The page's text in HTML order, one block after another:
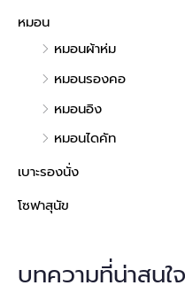
หมอน
หมอนผ้าห่ม
หมอนรองคอ
หมอนอิง
หมอนไดคัท
เบาะรองนั่ง
โซฟาสุนัข
บทความที่น่าสนใจ